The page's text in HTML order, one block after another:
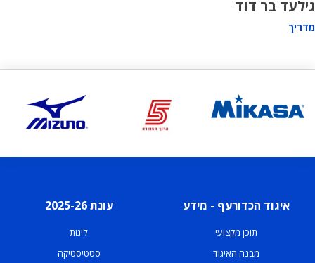
גילעד בר דוד
מדריך
איגוד הכדורעף - מידע
תוכן מקצועי
מבנה האיגוד
עונת 2025-26
ליגות
סטטיסטיקה